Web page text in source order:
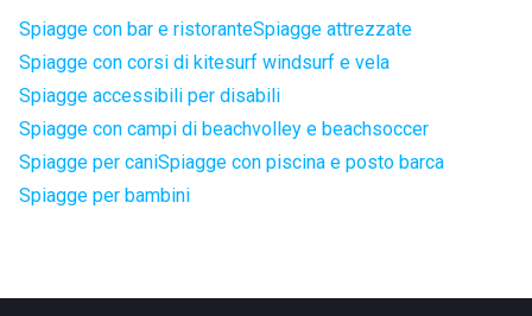
Spiagge con bar e ristoranteSpiagge attrezzate
Spiagge con corsi di kitesurf windsurf e vela
Spiagge accessibili per disabili
Spiagge con campi di beachvolley e beachsoccer
Spiagge per caniSpiagge con piscina e posto barca
Spiagge per bambini